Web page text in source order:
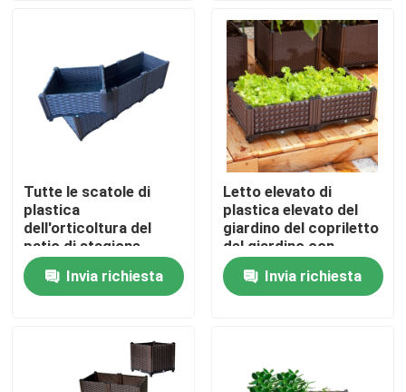
Controllo di qualità
notizie
Tutti i casi
Scatola di plastica della piantatrice del giardino
Tutte le scatole di
plastica
dell'orticoltura del
patio di stagione
sopravvivono la prova
Invia richiesta
Letto elevato di
plastica elevato del
giardino del copriletto
del giardino con
contributo al fiore
all'aperto e
dell'interno che pianta
Invia richiesta